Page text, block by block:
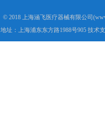
© 2018 上海涵飞医疗器械有限公司
地址：上海浦东东方路1988号905 技术